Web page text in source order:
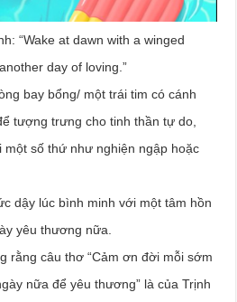
“Wake at dawn with a winged
day of loving.”
bay bổng/ một trái tim có cánh
tượng trưng cho tinh thần tự do,
một số thứ như nghiện ngập hoặc
dậy lúc bình minh với một tâm hồn
yêu thương nữa.
rằng câu thơ “Cảm ơn đời mỗi sớm
nữa để yêu thương” là của Trịnh